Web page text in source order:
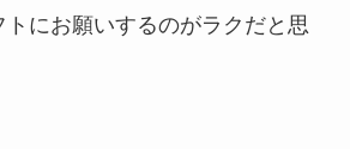
にお願いするのがラクだと思